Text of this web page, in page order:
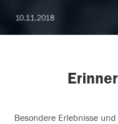
10.11.2018
Besondere Erlebnisse